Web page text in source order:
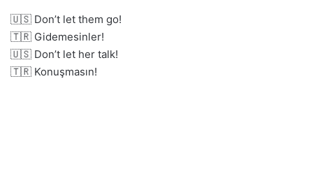
🇺🇸 Don’t let them go!
🇹🇷 Gidemesinler!
🇺🇸 Don’t let her talk!
🇹🇷 Konuşmasın!